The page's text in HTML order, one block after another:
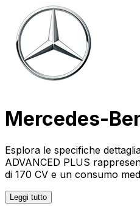
Mercedes-
Esplora le specifiche
ADVANCED PLUS
di 170 CV e un consumo
Leggi tutto